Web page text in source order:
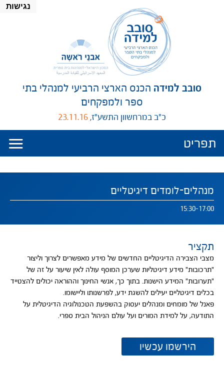
נגישות
סובב למידה הכנס הארצי הרביעי למנהלי בתי
ספר ולמפקחים
כ"ב במרחשוון התשע"ז, 23.11.16
תפריט ניווט
תפריט
מנהלים-לומדים דיגיטליים
15:30-עד
17:00
תקציר
מצבי הצבירה הדיגיטליים החדשים של מידע מאפשרים לצרוך וליצור
"תרכובות" מידע דיגיטליות שערכן המוסף עולה לאין שיעור על זה של
"תערובות" המידע הישנות. בתוך כך, אנשי החינוך וההוראה יכולים להצטייד
בכלים דיגיטליים יעילים להשגת ידע, לפרשנותו וליישומו.
פאנל של מומחים ומנהלים יעסוק בהשפעת הטכנולוגיה הדיגיטלית על
התודעה, על למידת המורים ועל עולם הניהול הבית ספרי.
הירשמו עכשיו
בחלון